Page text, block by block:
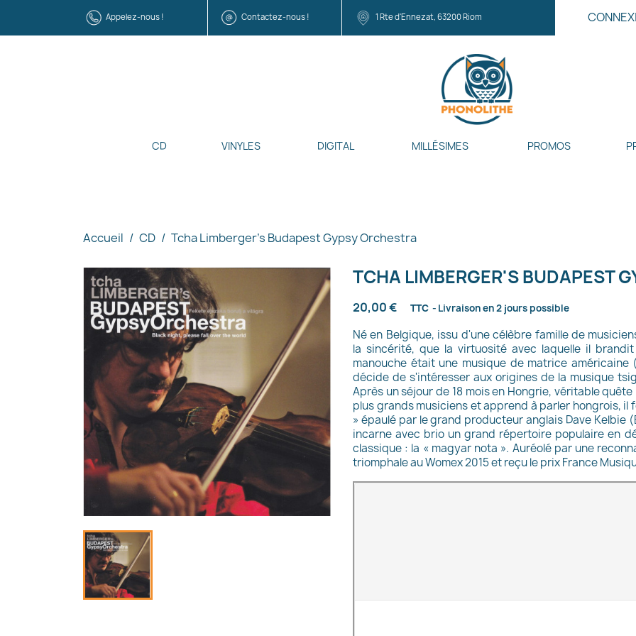
Appelez-nous ! Contactez-nous ! 1 Rte d'Ennezat, 63200 Riom
CD VINYLES DIGITAL MILLÉSIMES PROMOS
Accueil CD Tcha Limberger's Budapest Gypsy Orchestra
TCHA LIMBERGER'S BUDAPEST
20,00 € TTC Livraison en 2 jours possible
Né en Belgique, issu d'une célèbre famille de
la sincérité, que la virtuosité avec laquelle il
manouche était une musique de matrice
décide de s'intéresser aux origines de la musique
Après un séjour de 18 mois en Hongrie, véritable
plus grands musiciens et apprend à parler hongrois,
» épaulé par le grand producteur anglais Dave Kelbie
incarne avec brio un grand répertoire populaire en
classique : la « magyar nota ». Auréolé par une
triomphale au Womex 2015 et reçu le prix France